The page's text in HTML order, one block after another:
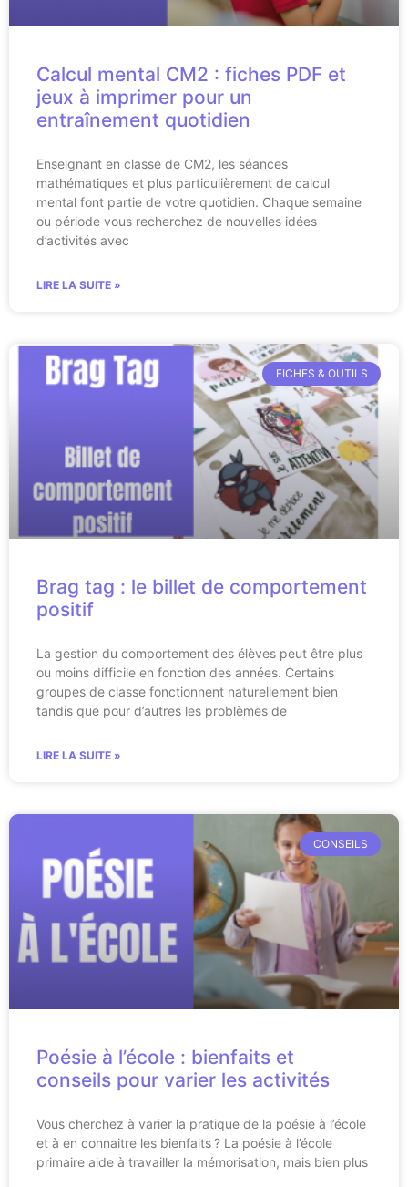
Calcul mental CM2 : fiches PDF et
jeux à imprimer pour un
entraînement quotidien
Enseignant en classe de CM2, les séances
mathématiques et plus particulièrement de calcul
mental font partie de votre quotidien. Chaque semaine
ou période vous recherchez de nouvelles idées
d’activités avec
LIRE LA SUITE »
FICHES & OUTILS
Brag tag : le billet de comportement
positif
La gestion du comportement des élèves peut être plus
ou moins difficile en fonction des années. Certains
groupes de classe fonctionnent naturellement bien
tandis que pour d’autres les problèmes de
LIRE LA SUITE »
CONSEILS
Poésie à l’école : bienfaits et
conseils pour varier les activités
Vous cherchez à varier la pratique de la poésie à l’école
et à en connaitre les bienfaits ? La poésie à l’école
primaire aide à travailler la mémorisation, mais bien plus